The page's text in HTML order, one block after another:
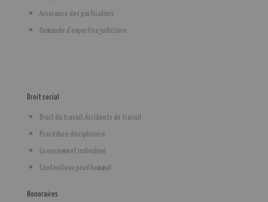
Assurance des particuliers
Demande d'expertise judiciaire
Droit social
Droit du travail, Accidents de travail
Procédure disciplinaire
Licenciement individuel
Contentieux prud'hommal
Honoraires